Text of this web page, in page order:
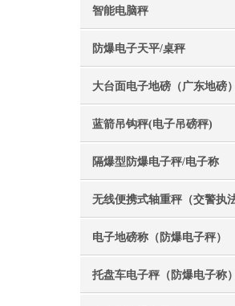
智能电脑秤
防爆电子天平/桌秤
蓝箭吊钩秤(电子吊磅秤)
隔爆型防爆电子秤/电子称
电子地磅称（防爆电子秤）
托盘车电子秤（防爆电子称）